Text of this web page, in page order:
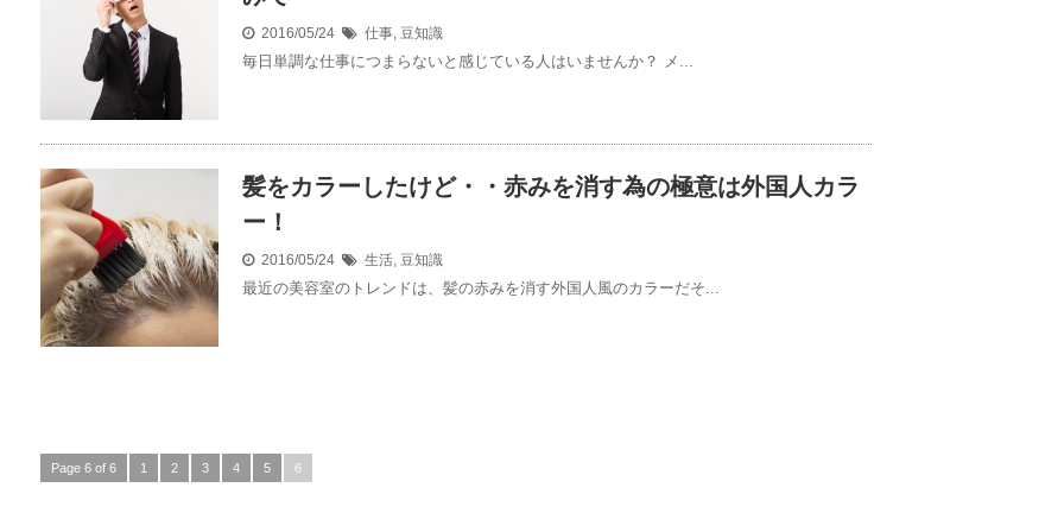
2016/05/24 仕事 豆知識
毎日単調な仕事につまらないと感じている人はいませんか？ メ...
髪をカラーしたけど・・赤みを消す為の極意は外国人カラ
ー！
2016/05/24 生活 豆知識
最近の美容室のトレンドは、髪の赤みを消す外国人風のカラーだそ...
Page 6 of 6 1 2 3 4 5 6